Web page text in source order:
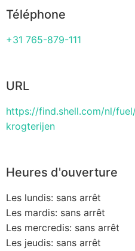
Téléphone
+31 765-879-111
URL
https://find.shell.com/nl/
krogterijen
Heures d'ouverture
Les lundis: sans arrêt
Les mardis: sans arrêt
Les mercredis: sans arrêt
Les jeudis: sans arrêt